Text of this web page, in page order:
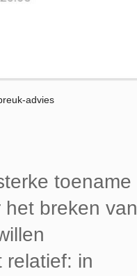
advies
toename
breken van
relatief: in